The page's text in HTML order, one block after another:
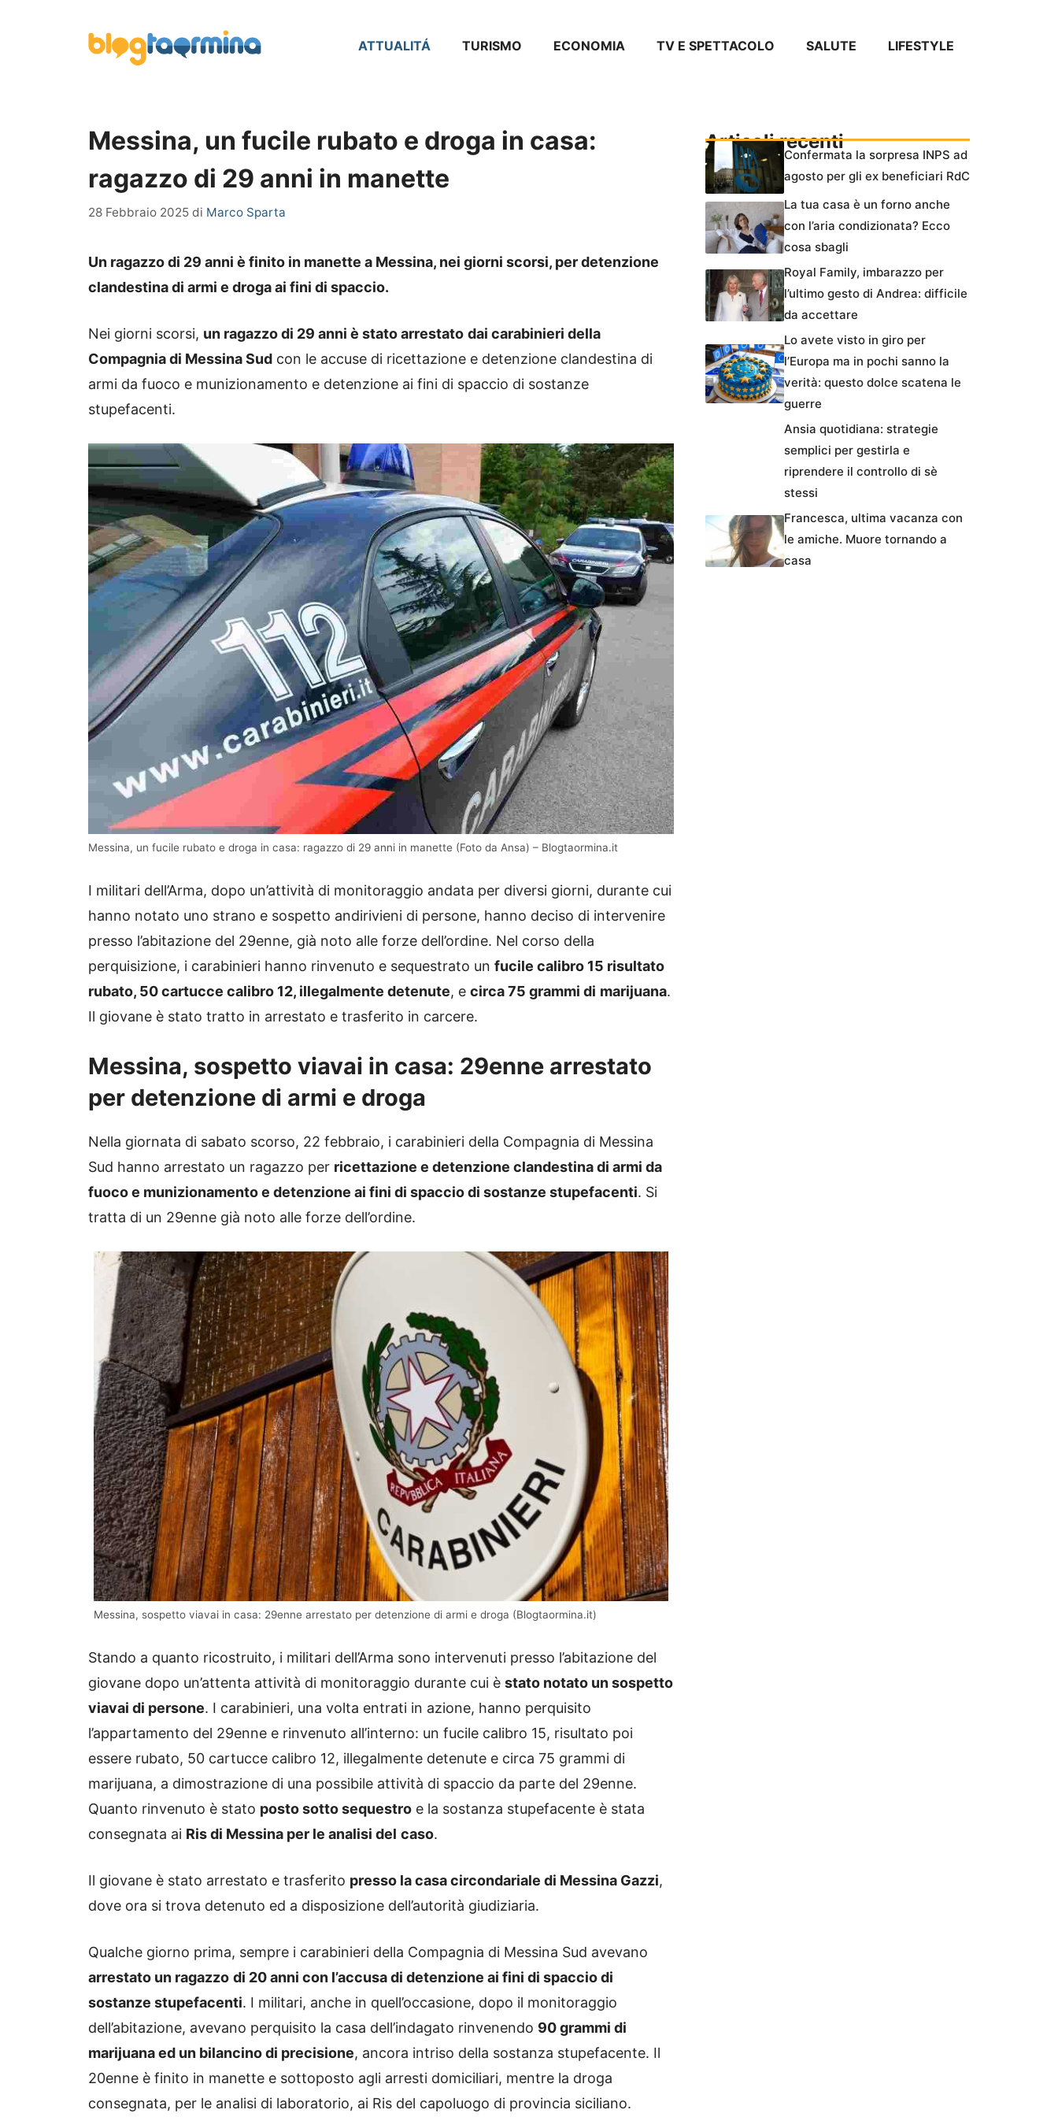
ATTUALITÁ TURISMO ECONOMIA TV E SPETTACOLO SALUTE LIFESTYLE
Messina, un fucile rubato e droga in casa:
ragazzo di 29 anni in manette
28 Febbraio 2025 di Marco Sparta
Un ragazzo di 29 anni è finito in manette a Messina, nei giorni scorsi, per detenzione
clandestina di armi e droga ai fini di spaccio.
Nei giorni scorsi, un ragazzo di 29 anni è stato arrestato dai carabinieri della
Compagnia di Messina Sud con le accuse di ricettazione e detenzione clandestina di
armi da fuoco e munizionamento e detenzione ai fini di spaccio di sostanze
stupefacenti.
Messina, un fucile rubato e droga in casa: ragazzo di 29 anni in manette (Foto da Ansa) – Blogtaormina.it
I militari dell’Arma, dopo un’attività di monitoraggio andata per diversi giorni, durante cui
hanno notato uno strano e sospetto andirivieni di persone, hanno deciso di intervenire
presso l’abitazione del 29enne, già noto alle forze dell’ordine. Nel corso della
perquisizione, i carabinieri hanno rinvenuto e sequestrato un fucile calibro 15 risultato
rubato, 50 cartucce calibro 12, illegalmente detenute, e circa 75 grammi di marijuana.
Il giovane è stato tratto in arrestato e trasferito in carcere.
Messina, sospetto viavai in casa: 29enne arrestato
per detenzione di armi e droga
Nella giornata di sabato scorso, 22 febbraio, i carabinieri della Compagnia di Messina
Sud hanno arrestato un ragazzo per ricettazione e detenzione clandestina di armi da
fuoco e munizionamento e detenzione ai fini di spaccio di sostanze stupefacenti. Si
tratta di un 29enne già noto alle forze dell’ordine.
Messina, sospetto viavai in casa: 29enne arrestato per detenzione di armi e droga (Blogtaormina.it)
Stando a quanto ricostruito, i militari dell’Arma sono intervenuti presso l’abitazione del
giovane dopo un’attenta attività di monitoraggio durante cui è stato notato un sospetto
viavai di persone. I carabinieri, una volta entrati in azione, hanno perquisito
l’appartamento del 29enne e rinvenuto all’interno: un fucile calibro 15, risultato poi
essere rubato, 50 cartucce calibro 12, illegalmente detenute e circa 75 grammi di
marijuana, a dimostrazione di una possibile attività di spaccio da parte del 29enne.
Quanto rinvenuto è stato posto sotto sequestro e la sostanza stupefacente è stata
consegnata ai Ris di Messina per le analisi del caso.
Il giovane è stato arrestato e trasferito presso la casa circondariale di Messina Gazzi,
dove ora si trova detenuto ed a disposizione dell’autorità giudiziaria.
Qualche giorno prima, sempre i carabinieri della Compagnia di Messina Sud avevano
arrestato un ragazzo di 20 anni con l’accusa di detenzione ai fini di spaccio di
sostanze stupefacenti. I militari, anche in quell’occasione, dopo il monitoraggio
dell’abitazione, avevano perquisito la casa dell’indagato rinvenendo 90 grammi di
marijuana ed un bilancino di precisione, ancora intriso della sostanza stupefacente. Il
20enne è finito in manette e sottoposto agli arresti domiciliari, mentre la droga
consegnata, per le analisi di laboratorio, ai Ris del capoluogo di provincia siciliano.
Articoli recenti
Confermata la sorpresa INPS ad
agosto per gli ex beneficiari RdC
La tua casa è un forno anche
con l’aria condizionata? Ecco
cosa sbagli
Royal Family, imbarazzo per
l’ultimo gesto di Andrea: difficile
da accettare
Lo avete visto in giro per
l’Europa ma in pochi sanno la
verità: questo dolce scatena le
guerre
Ansia quotidiana: strategie
semplici per gestirla e
riprendere il controllo di sè
stessi
Francesca, ultima vacanza con
le amiche. Muore tornando a
casa